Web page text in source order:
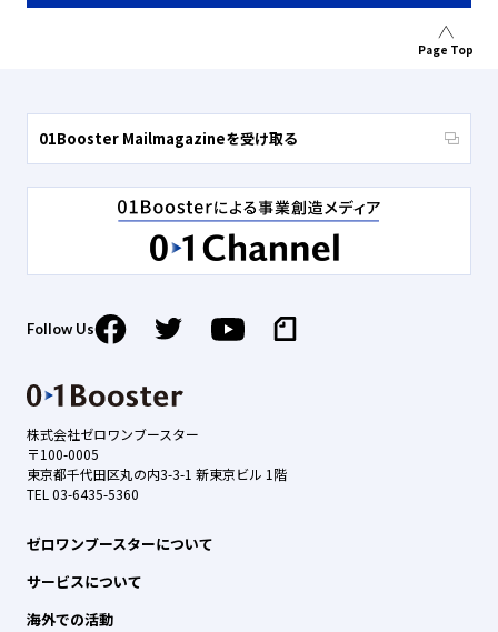
Page Top
株式会社ゼロワンブースター
〒100-0005
東京都千代田区丸の内3-3-1 新東京ビル 1階
TEL 03-6435-5360
ゼロワンブースターについて
サービスについて
海外での活動
01Booster Mailmagazineを受け取る
Follow Us